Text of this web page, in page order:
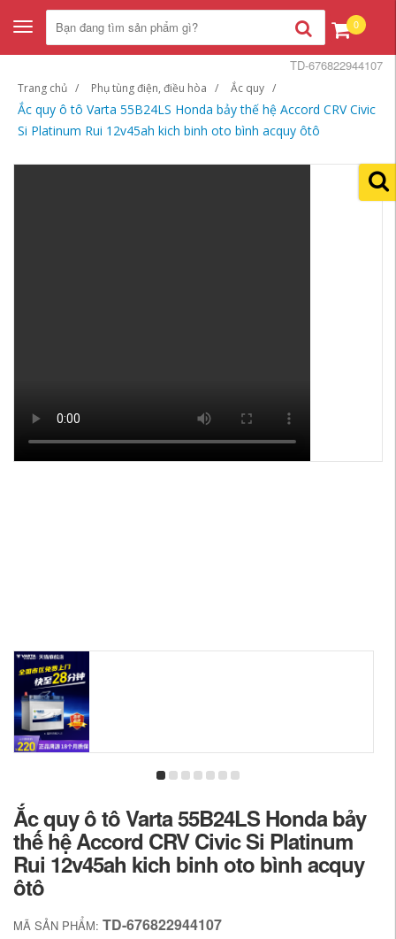
Toggle
navigation
0
Trang chủ Phụ tùng điện, điều hòa Ắc quy
Ắc quy ô tô Varta 55B24LS Honda bảy thế hệ Accord CRV Civic
Si Platinum Rui 12v45ah kich binh oto bình acquy ôtô
TD-676822944107
Ắc quy ô tô Varta 55B24LS Honda bảy
thế hệ Accord CRV Civic Si Platinum
Rui 12v45ah kich binh oto bình acquy
ôtô
MÃ SẢN PHẨM: TD-676822944107